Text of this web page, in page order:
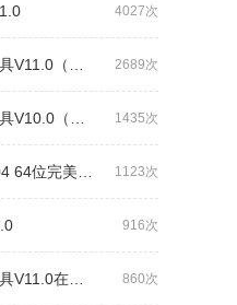
4027次
2689次
网络版）
1435次
由装机版）
1123次
完美专业版
916次
860次
版+装机版）